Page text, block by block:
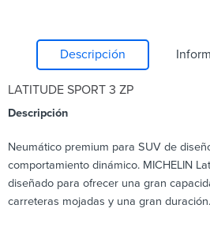
Descripción
LATITUDE SPORT 3 ZP
Descripción
Neumático premium para SUV de
comportamiento dinámico. MICHELIN
diseñado para ofrecer una gran
carreteras mojadas y una gran duración.